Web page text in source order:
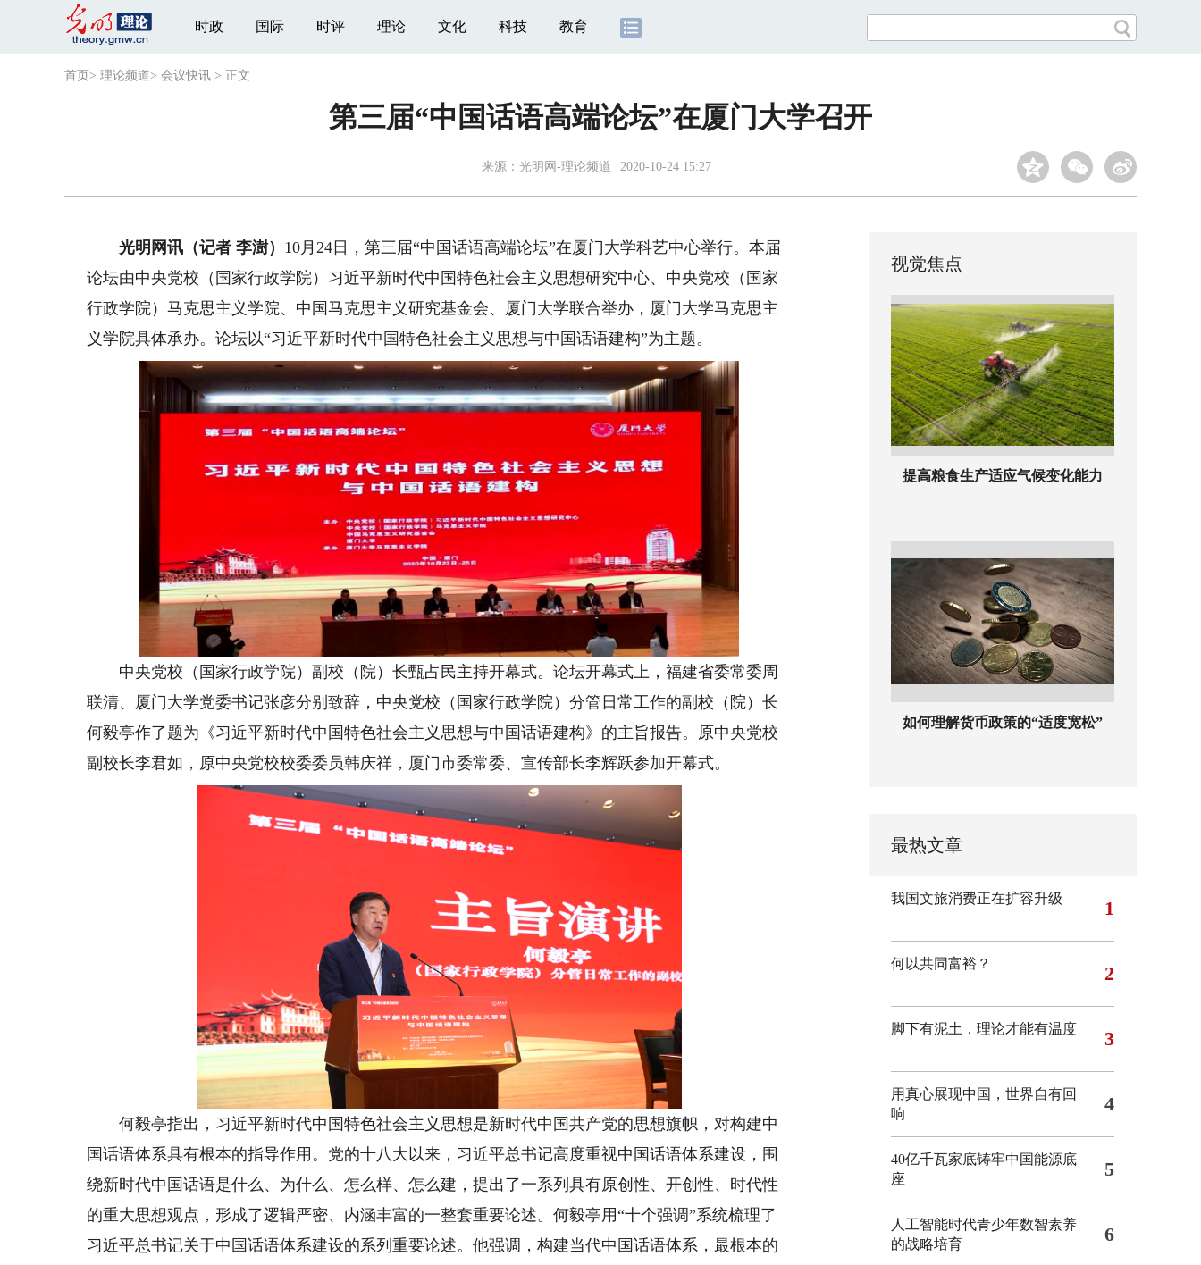
时政 国际 时评 理论 文化 科技 教育
首页 > 理论频道> 会议快讯 > 正文
第三届“中国话语高端论坛”在厦门大学召开
来源： 光明网-理论频道 2020-10-24 15:27
光明网讯（记者 李澍） 10月24日，第三届“中国话语高端论坛”在厦门大学科艺中心举行。本届
论坛由中央党校（国家行政学院）习近平新时代中国特色社会主义思想研究中心、中央党校（国家
行政学院）马克思主义学院、中国马克思主义研究基金会、厦门大学联合举办，厦门大学马克思主
义学院具体承办。论坛以“习近平新时代中国特色社会主义思想与中国话语建构”为主题。
中央党校（国家行政学院）副校（院）长甄占民主持开幕式。论坛开幕式上，福建省委常委周
联清、厦门大学党委书记张彦分别致辞，中央党校（国家行政学院）分管日常工作的副校（院）长
何毅亭作了题为《习近平新时代中国特色社会主义思想与中国话语建构》的主旨报告。原中央党校
副校长李君如，原中央党校校委委员韩庆祥，厦门市委常委、宣传部长李辉跃参加开幕式。
何毅亭指出，习近平新时代中国特色社会主义思想是新时代中国共产党的思想旗帜，对构建中
国话语体系具有根本的指导作用。党的十八大以来，习近平总书记高度重视中国话语体系建设，围
绕新时代中国话语是什么、为什么、怎么样、怎么建，提出了一系列具有原创性、开创性、时代性
的重大思想观点，形成了逻辑严密、内涵丰富的一整套重要论述。何毅亭用“十个强调”系统梳理了
习近平总书记关于中国话语体系建设的系列重要论述。他强调，构建当代中国话语体系，最根本的
视觉焦点
提高粮食生产适应气候变化能力
如何理解货币政策的“适度宽松”
最热文章
我国文旅消费正在扩容升级 1
何以共同富裕？ 2
脚下有泥土，理论才能有温度 3
用真心展现中国，世界自有回
响
4
40亿千瓦家底铸牢中国能源底
座
5
人工智能时代青少年数智素养
的战略培育
6